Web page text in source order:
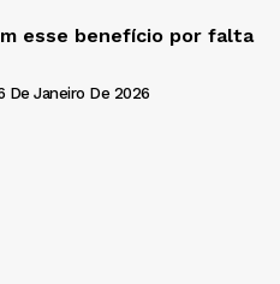
esse benefício por falta
De Janeiro De 2026